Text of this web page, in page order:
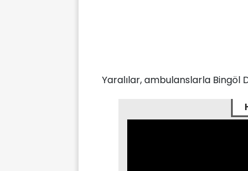
Yaralılar, ambulanslarla Bingöl